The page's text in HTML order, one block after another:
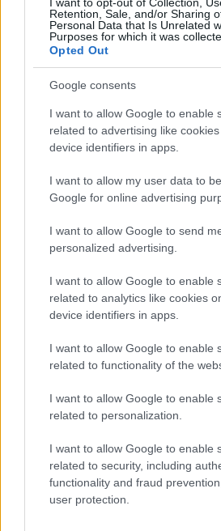
Retention, Sale, and/or Sharing
Personal Data that Is Unrelated
Purposes for which it was
Opted Out
Google consents
I want to allow Google to enable
related to advertising like
device identifiers in apps.
I want to allow my user data to
Google for online advertising
I want to allow Google to send
personalized advertising.
I want to allow Google to enable
related to analytics like cookies
device identifiers in apps.
I want to allow Google to enable
related to functionality of the
I want to allow Google to enable
related to personalization.
I want to allow Google to enable
related to security, including
functionality and fraud
user protection.
Continua a leggere
Ripensare le tecnologie
Martina Marchesi · 10 Lug 2026